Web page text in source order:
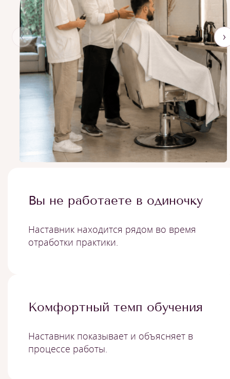
‹ ›
Вы не работаете в одиночку
Наставник находится рядом во время
отработки практики.
Комфортный темп обучения
Наставник показывает и объясняет в
процессе работы.